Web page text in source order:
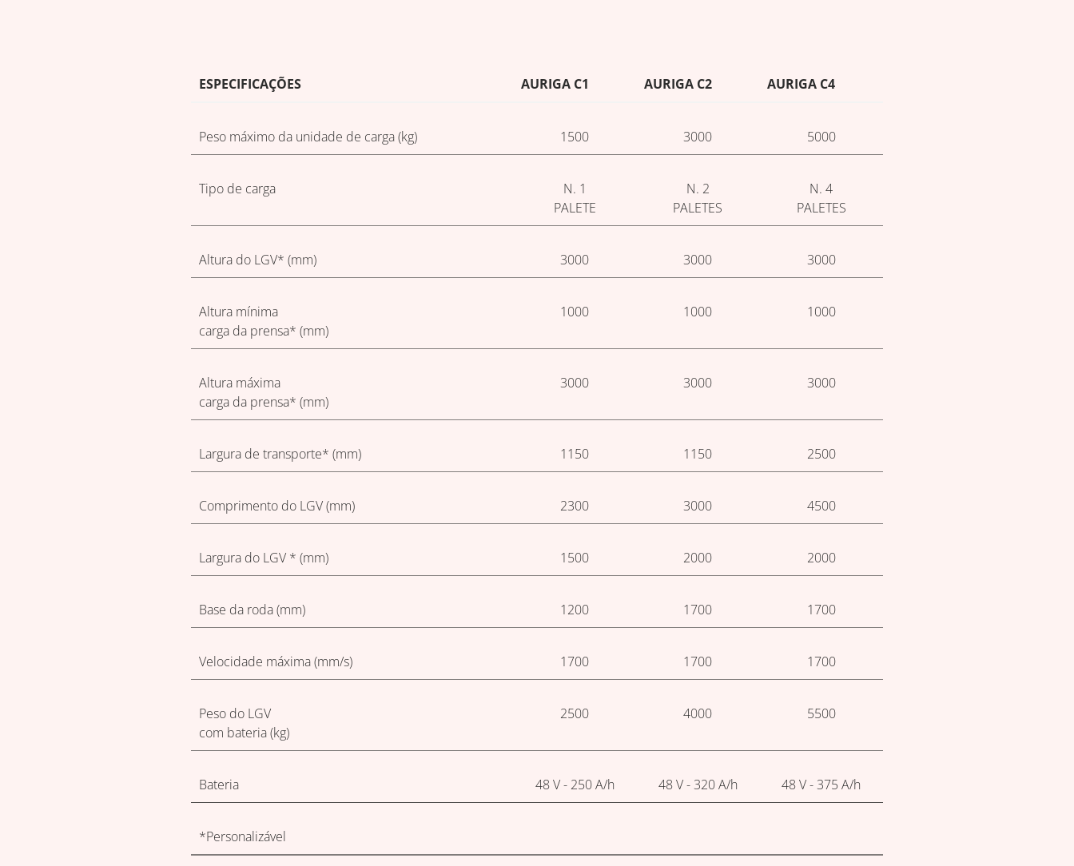
ESPECIFICAÇÕES AURIGA C1 AURIGA C2 AURIGA C4
Peso máximo da unidade de carga (kg) 1500 3000 5000
Tipo de carga
N. 1
PALETE
N. 2
PALETES
N. 4
PALETES
Altura do LGV* (mm) 3000 3000 3000
Altura mínima
carga da prensa* (mm)
1000 1000 1000
Altura máxima
carga da prensa* (mm)
3000 3000 3000
Largura de transporte* (mm) 1150 1150 2500
Comprimento do LGV (mm) 2300 3000 4500
Largura do LGV * (mm) 1500 2000 2000
Base da roda (mm) 1200 1700 1700
Velocidade máxima (mm/s) 1700 1700 1700
Peso do LGV
com bateria (kg)
2500 4000 5500
Bateria 48 V - 250 A/h 48 V - 320 A/h 48 V - 375 A/h
*Personalizável